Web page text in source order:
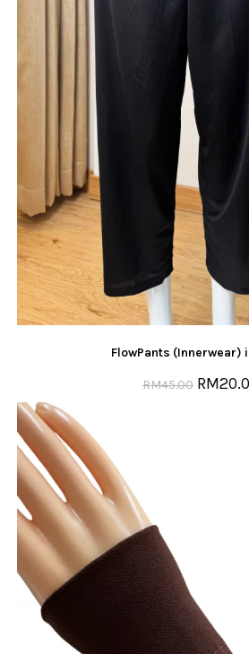
FlowPants (Innerwear)
RM45.00 RM